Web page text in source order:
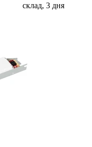
склад, 3 дня